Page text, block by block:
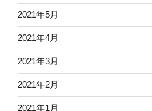
2021年5月
2021年4月
2021年3月
2021年2月
2021年1月